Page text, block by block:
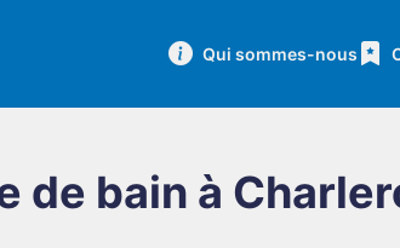
Qui sommes-nous
de bain à